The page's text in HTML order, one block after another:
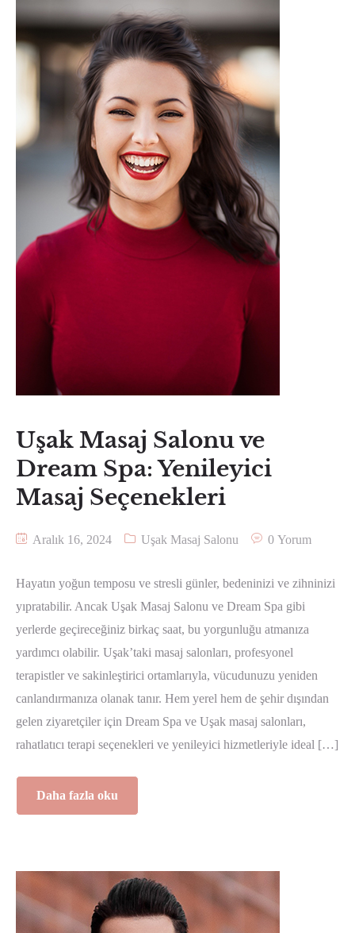
Uşak Masaj Salonu ve
Dream Spa: Yenileyici
Masaj Seçenekleri
Aralık 16, 2024 Uşak Masaj Salonu 0 Yorum
Hayatın yoğun temposu ve stresli günler, bedeninizi ve zihninizi
yıpratabilir. Ancak Uşak Masaj Salonu ve Dream Spa gibi
yerlerde geçireceğiniz birkaç saat, bu yorgunluğu atmanıza
yardımcı olabilir. Uşak’taki masaj salonları, profesyonel
terapistler ve sakinleştirici ortamlarıyla, vücudunuzu yeniden
canlandırmanıza olanak tanır. Hem yerel hem de şehir dışından
gelen ziyaretçiler için Dream Spa ve Uşak masaj salonları,
rahatlatıcı terapi seçenekleri ve yenileyici hizmetleriyle ideal […]
Daha fazla oku